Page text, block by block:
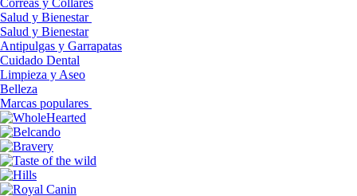
Correas y Collares
Salud y Bienestar
Salud y Bienestar
Antipulgas y Garrapatas
Cuidado Dental
Limpieza y Aseo
Belleza
Marcas populares